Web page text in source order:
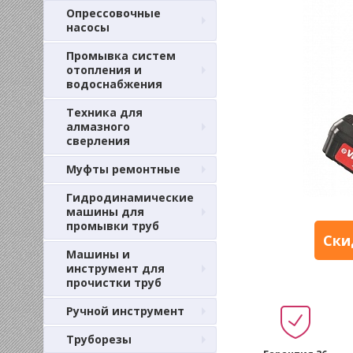
Опрессовочные
насосы
Промывка систем
отопления и
водоснабжения
Техника для
алмазного
сверления
Муфты ремонтные
Гидродинамические
машины для
промывки труб
Машины и
инструмент для
прочистки труб
Ручной инструмент
Труборезы